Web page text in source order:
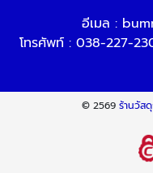
อีเมล :
โทรศัพท์ : 038-227-
© 2569ร้านวัส